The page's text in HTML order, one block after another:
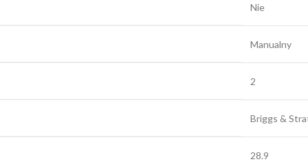
Nie
Manualny
2
Briggs &
28.9